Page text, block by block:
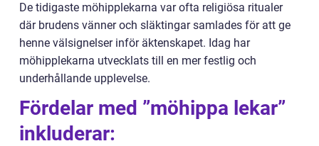
De tidigaste möhipplekarna var ofta religiösa ritualer
där brudens vänner och släktingar samlades för att ge
henne välsignelser inför äktenskapet. Idag har
möhipplekarna utvecklats till en mer festlig och
underhållande upplevelse.
Fördelar med ”möhippa lekar”
inkluderar: